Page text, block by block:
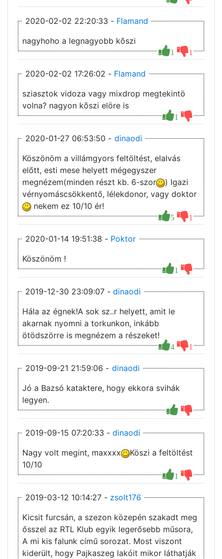
2020-02-02 22:20:33 - Flamand
1 1
nagyhoho a legnagyobb kõszi
2020-02-02 17:26:02 - Flamand
1
sziasztok vidoza vagy mixdrop megtekintö
volna? nagyon kõszi elöre is
2020-01-27 06:53:50 - dinaodi
5 1
Köszönöm a villámgyors feltöltést, elalvás
előtt, esti mese helyett mégegyszer
megnézem(minden részt kb. 6-szor
) Igazi
vérnyomáscsökkentő, lélekdonor, vagy doktor
nekem ez 10/10 ér!
2020-01-14 19:51:38 - Poktor
1
Köszönöm !
2019-12-30 23:09:07 - dinaodi
4 1
Hála az égnek!A sok sz..r helyett, amit le
akarnak nyomni a torkunkon, inkább
ötödszörre is megnézem a részeket!
2019-09-21 21:59:06 - dinaodi
Jó a Bazsó kataktere, hogy ekkora svihák
legyen.
2019-09-15 07:20:33 - dinaodi
1
Nagy volt megint, maxxxx
Köszi a feltöltést
10/10
2019-03-12 10:14:27 - zsolt176
Kicsit furcsán, a szezon közepén szakadt meg
ősszel az RTL Klub egyik legerősebb műsora,
A mi kis falunk című sorozat. Most viszont
kiderült, hogy Pajkaszeg lakóit mikor láthatják